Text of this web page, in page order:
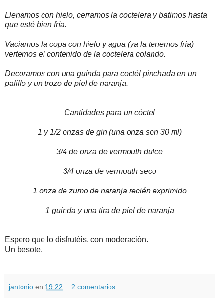
Llenamos con hielo, cerramos la coctelera y batimos hasta
que esté bien fría.
Vaciamos la copa con hielo y agua (ya la tenemos fría)
vertemos el contenido de la coctelera colando.
Decoramos con una guinda para coctél pinchada en un
palillo y un trozo de piel de naranja.
Cantidades para un cóctel
1 y 1/2 onzas de gin (una onza son 30 ml)
3/4 de onza de vermouth dulce
3/4 onza de vermouth seco
1 onza de zumo de naranja recién exprimido
1 guinda y una tira de piel de naranja
Espero que lo disfrutéis, con moderación.
Un besote.
jantonio en 19:22 2 comentarios: